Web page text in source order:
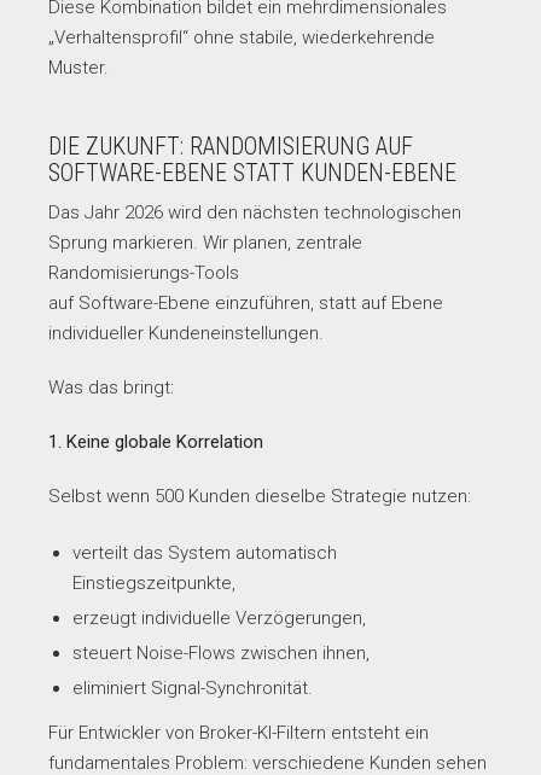
Diese Kombination bildet ein mehrdimensionales
„Verhaltensprofil“ ohne stabile, wiederkehrende
Muster.
DIE ZUKUNFT: RANDOMISIERUNG AUF
SOFTWARE-EBENE STATT KUNDEN-EBENE
Das Jahr 2026 wird den nächsten technologischen
Sprung markieren. Wir planen, zentrale
Randomisierungs-Tools
auf Software-Ebene einzuführen, statt auf Ebene
individueller Kundeneinstellungen.
Was das bringt:
1. Keine globale Korrelation
Selbst wenn 500 Kunden dieselbe Strategie nutzen:
verteilt das System automatisch
Einstiegszeitpunkte,
erzeugt individuelle Verzögerungen,
steuert Noise-Flows zwischen ihnen,
eliminiert Signal-Synchronität.
Für Entwickler von Broker-KI-Filtern entsteht ein
fundamentales Problem: verschiedene Kunden sehen